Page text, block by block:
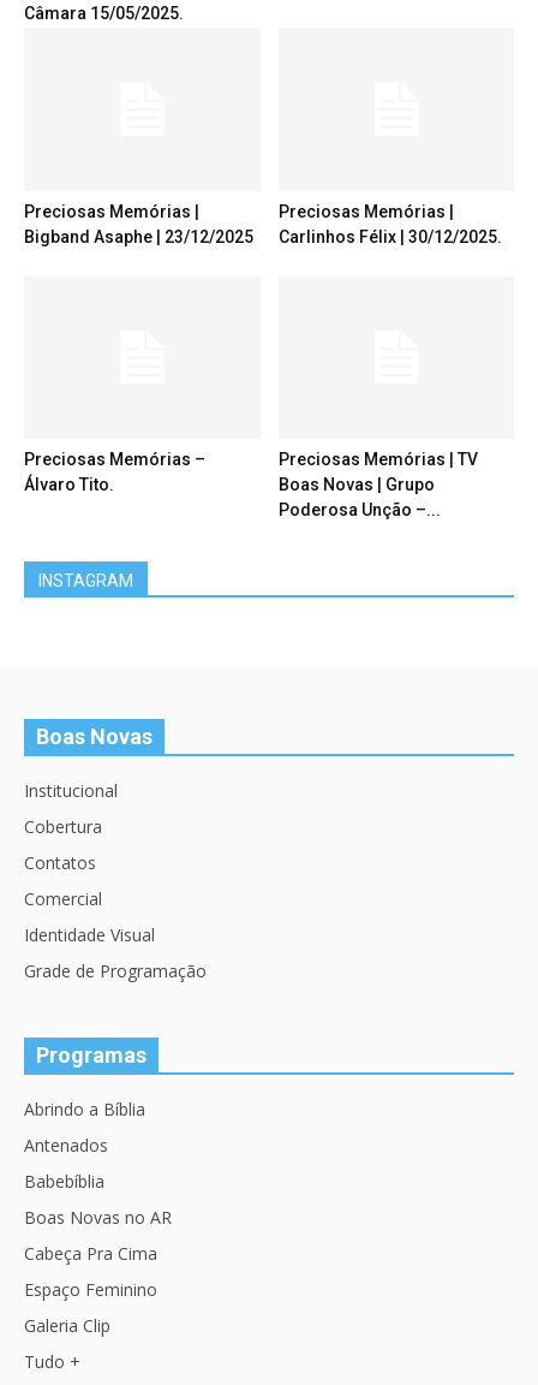
Câmara 15/05/2025.
Preciosas Memórias |
Bigband Asaphe | 23/12/2025
Preciosas Memórias |
Carlinhos Félix | 30/12/2025.
Preciosas Memórias –
Álvaro Tito.
Preciosas Memórias | TV
Boas Novas | Grupo
Poderosa Unção –...
INSTAGRAM
Boas Novas
Institucional
Cobertura
Contatos
Comercial
Identidade Visual
Grade de Programação
Programas
Abrindo a Bíblia
Antenados
Babebíblia
Boas Novas no AR
Cabeça Pra Cima
Espaço Feminino
Galeria Clip
Tudo +